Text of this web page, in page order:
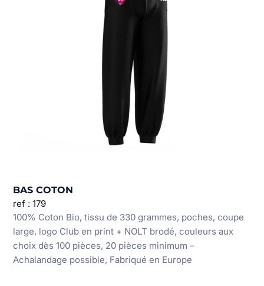
BAS COTON
ref : 179
100% Coton Bio, tissu de 330 grammes, poches, coupe
large, logo Club en print + NOLT brodé, couleurs aux
choix dès 100 pièces, 20 pièces minimum –
Achalandage possible, Fabriqué en Europe